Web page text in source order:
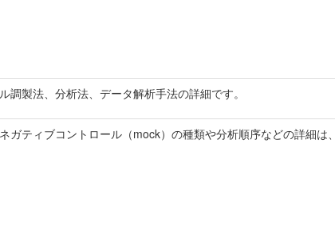
調製法、分析法、データ解析手法の詳細です。
ガティブコントロール（mock）の種類や分析順序などの詳細は、